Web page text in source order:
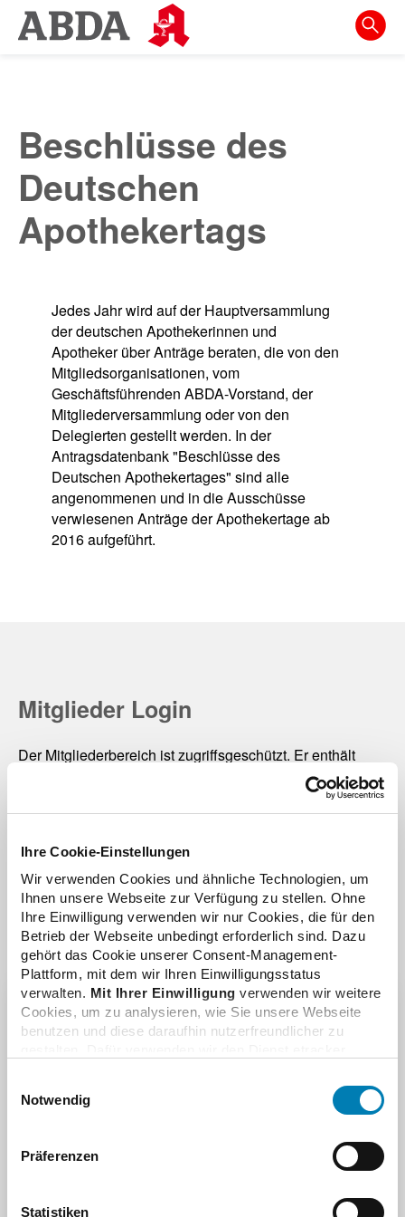
Ihre Cookie-Einstellungen
Wir verwenden Cookies und ähnliche Technologien, um
Ihnen unsere Webseite zur Verfügung zu stellen. Ohne
Ihre Einwilligung verwenden wir nur Cookies, die für den
Betrieb der Webseite unbedingt erforderlich sind. Dazu
gehört das Cookie unserer Consent-Management-
Plattform, mit dem wir Ihren Einwilligungsstatus
verwalten. Mit Ihrer Einwilligung verwenden wir weitere
Cookies, um zu analysieren, wie Sie unsere Webseite
benutzen und diese daraufhin nutzerfreundlicher zu
Adresse und Ihr Surfverhalten verarbeitet. Mit einem
Klick auf „Cookies zulassen“ stimmen Sie der
erforderlichen Cookies zu. Über die Schaltfläche „Nur
notwendige Cookies verwenden“ können Sie die nicht
unteren Regler Ihre persönlichen Bedürfnisse individuell
Notwendig
Präferenzen
Statistiken
Springe
direkt
zur
Meta-
Navigation
zum
Inhalt
Suche
Beschlüsse des
Deutschen
Apothekertags
Jedes Jahr wird auf der Hauptversammlung
der deutschen Apothekerinnen und
Apotheker über Anträge beraten, die von den
Mitgliedsorganisationen, vom
Geschäftsführenden ABDA-Vorstand, der
Mitgliederversammlung oder von den
Delegierten gestellt werden. In der
Antragsdatenbank "Beschlüsse des
Deutschen Apothekertages" sind alle
angenommenen und in die Ausschüsse
verwiesenen Anträge der Apothekertage ab
2016 aufgeführt.
Mitglieder Login
Der Mitgliederbereich ist zugriffsgeschützt. Er enthält
besondere Fachinformationen für Apothekerinnen und
Apotheker sowie für die Mitgliedsorganisationen der
ABDA – Bundesvereinigung Deutscher
Informationen der Arzneimittelkommission der Deutschen
Apotheker (AMK), Fachreferate und andere
Arbeitsmaterialien.
Anmelden
Benutzername
Passwort